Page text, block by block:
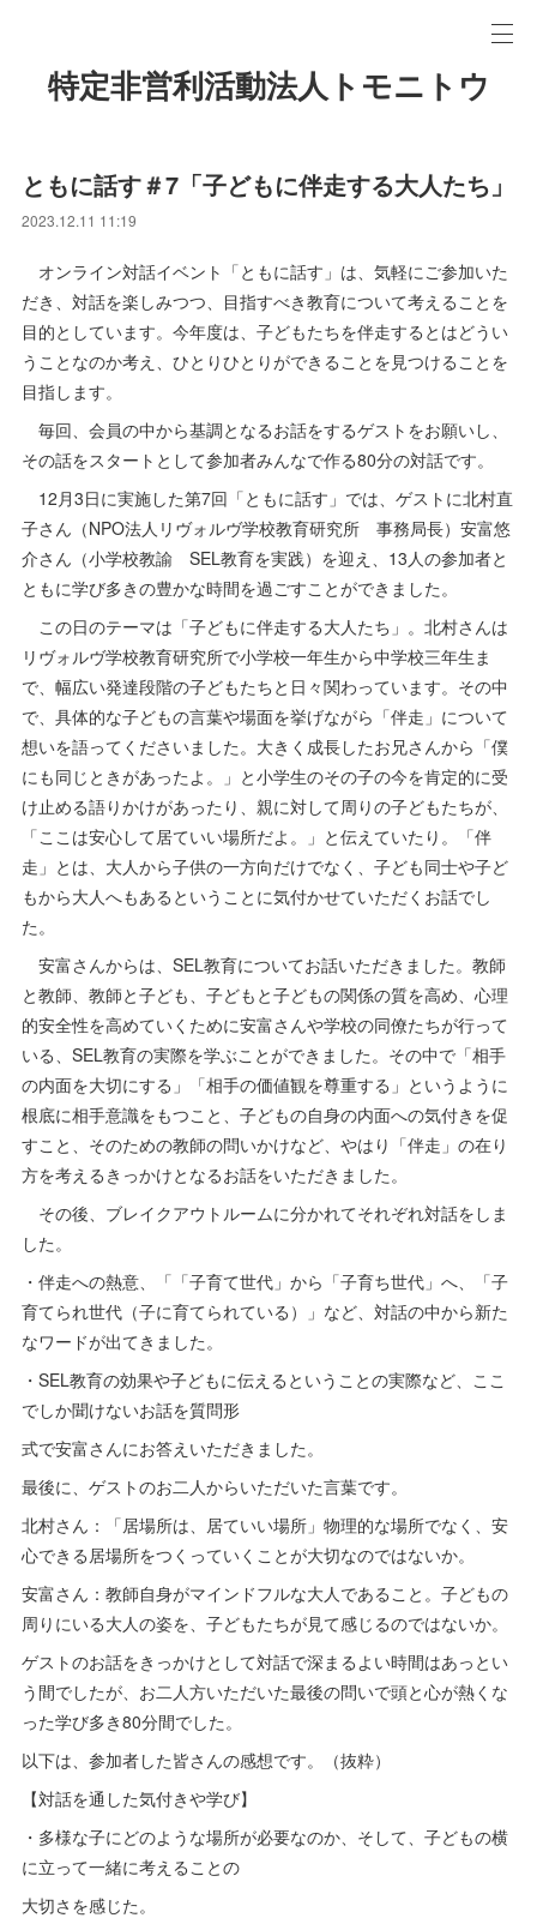
特定非営利活動法人トモニトウ
ともに話す＃7「子どもに伴走する大人たち」
2023.12.11 11:19
オンライン対話イベント「ともに話す」は、気軽にご参加いた
だき、対話を楽しみつつ、目指すべき教育について考えることを
目的としています。今年度は、子どもたちを伴走するとはどうい
うことなのか考え、ひとりひとりができることを見つけることを
目指します。
毎回、会員の中から基調となるお話をするゲストをお願いし、
その話をスタートとして参加者みんなで作る80分の対話です。
12月3日に実施した第7回「ともに話す」では、ゲストに北村直
子さん（NPO法人リヴォルヴ学校教育研究所 事務局長）安富悠
介さん（小学校教諭 SEL教育を実践）を迎え、13人の参加者と
ともに学び多きの豊かな時間を過ごすことができました。
この日のテーマは「子どもに伴走する大人たち」。北村さんは
リヴォルヴ学校教育研究所で小学校一年生から中学校三年生ま
で、幅広い発達段階の子どもたちと日々関わっています。その中
で、具体的な子どもの言葉や場面を挙げながら「伴走」について
想いを語ってくださいました。大きく成長したお兄さんから「僕
にも同じときがあったよ。」と小学生のその子の今を肯定的に受
け止める語りかけがあったり、親に対して周りの子どもたちが、
「ここは安心して居ていい場所だよ。」と伝えていたり。「伴
走」とは、大人から子供の一方向だけでなく、子ども同士や子ど
もから大人へもあるということに気付かせていただくお話でし
た。
安富さんからは、SEL教育についてお話いただきました。教師
と教師、教師と子ども、子どもと子どもの関係の質を高め、心理
的安全性を高めていくために安富さんや学校の同僚たちが行って
いる、SEL教育の実際を学ぶことができました。その中で「相手
の内面を大切にする」「相手の価値観を尊重する」というように
根底に相手意識をもつこと、子どもの自身の内面への気付きを促
すこと、そのための教師の問いかけなど、やはり「伴走」の在り
方を考えるきっかけとなるお話をいただきました。
その後、ブレイクアウトルームに分かれてそれぞれ対話をしま
した。
・伴走への熱意、「「子育て世代」から「子育ち世代」へ、「子
育てられ世代（子に育てられている）」など、対話の中から新た
なワードが出てきました。
・SEL教育の効果や子どもに伝えるということの実際など、ここ
でしか聞けないお話を質問形
式で安富さんにお答えいただきました。
最後に、ゲストのお二人からいただいた言葉です。
北村さん：「居場所は、居ていい場所」物理的な場所でなく、安
心できる居場所をつくっていくことが大切なのではないか。
安富さん：教師自身がマインドフルな大人であること。子どもの
周りにいる大人の姿を、子どもたちが見て感じるのではないか。
ゲストのお話をきっかけとして対話で深まるよい時間はあっとい
う間でしたが、お二人方いただいた最後の問いで頭と心が熱くな
った学び多き80分間でした。
以下は、参加者した皆さんの感想です。（抜粋）
【対話を通した気付きや学び】
・多様な子にどのような場所が必要なのか、そして、子どもの横
に立って一緒に考えることの
大切さを感じた。